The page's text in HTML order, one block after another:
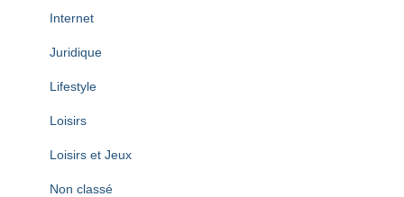
Internet
Juridique
Lifestyle
Loisirs
Loisirs et Jeux
Non classé